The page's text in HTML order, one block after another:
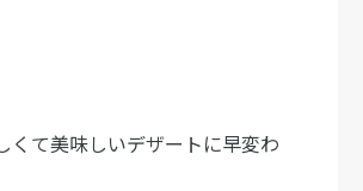
くて美味しいデザートに早変わ